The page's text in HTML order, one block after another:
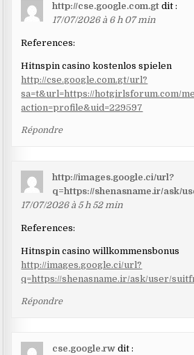
http://cse.google.com.gt dit :
17/07/2026 à 6 h 07 min
References:
Hitnspin casino kostenlos spielen
http://cse.google.com.gt/url?
sa=t&url=https://hotgirlsforum.com/
action=profile&uid=229597
Répondre
http://images.google.ci/url?
q=https://shenasname.ir/ask/
17/07/2026 à 5 h 52 min
References:
Hitnspin casino willkommensbonus
http://images.google.ci/url?
q=https://shenasname.ir/ask/user/
Répondre
cse.google.rw dit :